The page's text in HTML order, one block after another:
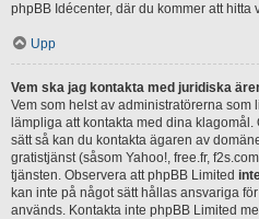
phpBB Idécenter, där du kommer att hitta
Upp
Vem ska jag kontakta med juridiska
Vem som helst av administratörerna som
lämpliga att kontakta med dina
sätt så kan du kontakta ägaren av
gratistjänst (såsom Yahoo!, free.fr,
tjänsten. Observera att phpBB Limited
kan inte på något sätt hållas ansvariga
används. Kontakta inte phpBB Limited